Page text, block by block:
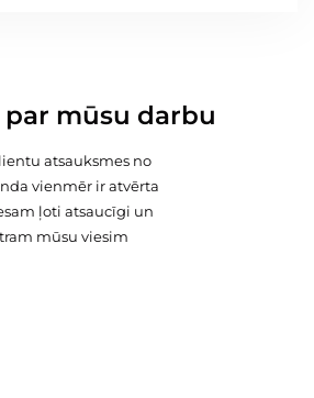
mūsu darbu
atsauksmes no
vienmēr ir atvērta
ļoti atsaucīgi un
mūsu viesim